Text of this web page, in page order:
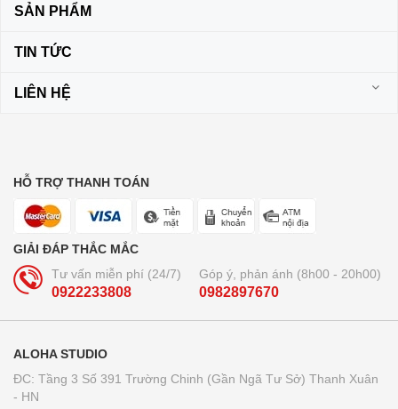
SẢN PHẨM
TIN TỨC
LIÊN HỆ
HỖ TRỢ THANH TOÁN
GIẢI ĐÁP THẮC MẮC
Tư vấn miễn phí (24/7)
0922233808
Góp ý, phản ánh (8h00 - 20h00)
0982897670
ALOHA STUDIO
ĐC: Tầng 3 Số 391 Trường Chinh (Gần Ngã Tư Sở) Thanh Xuân
- HN